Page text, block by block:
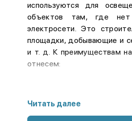
используются для
объектов там, где нет
электросети. Это
площадки, добывающие и
и т. д. К преимуществам
отнесем:
по
(безопасность
Читать далее